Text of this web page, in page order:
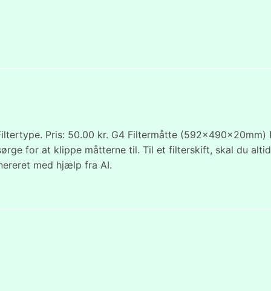
Pris: 50.00 kr. G4 Filtermåtte
for at klippe måtterne til. Til et filterskift, skal du
med hjælp fra AI.